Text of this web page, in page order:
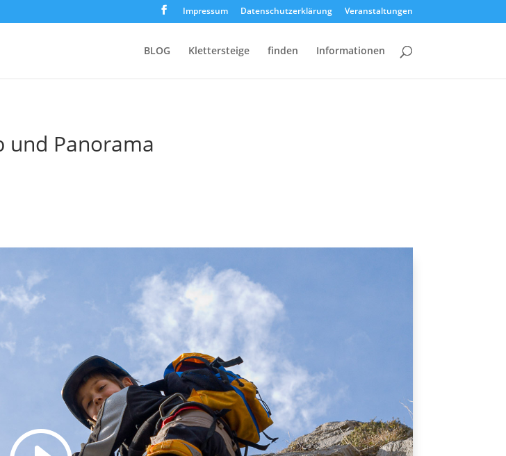
Impressum Datenschutzerklärung Veranstaltungen
BLOG Klettersteige finden Informationen
und Panorama